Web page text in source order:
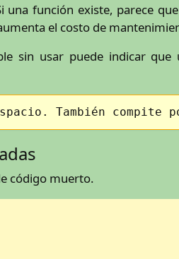
función existe, parece
el costo de
sin usar puede indicar
También
código muerto.